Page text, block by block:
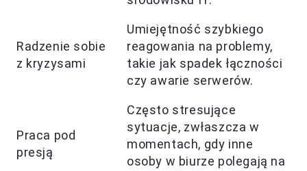
Radzenie sobie
z kryzysami
Umiejętność szybkiego
reagowania na problemy,
takie jak spadek łączności
czy awarie serwerów.
Praca pod
presją
Często stresujące
sytuacje, zwłaszcza w
momentach, gdy inne
osoby w biurze polegają na